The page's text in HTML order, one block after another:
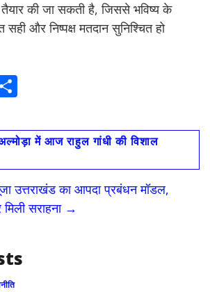
की जा सकती है, जिससे भविष्य के
और निष्पक्ष मतदान सुनिश्चित हो
ar
e में आज राहुल गांधी की विशाल
उत्तराखंड का आपदा प्रबंधन मॉडल,
सराहना →